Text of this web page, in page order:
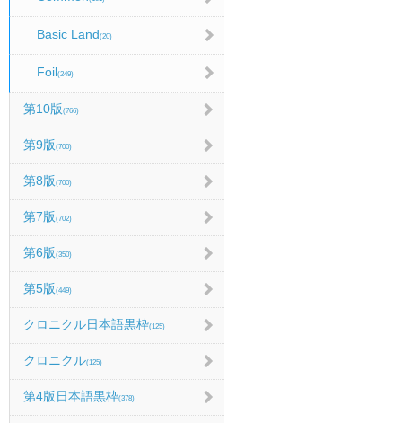
Basic Land(20)
Foil(249)
第10版(766)
第9版(700)
第8版(700)
第7版(702)
第6版(350)
第5版(449)
クロニクル日本語黒枠(125)
クロニクル(125)
第4版日本語黒枠(378)